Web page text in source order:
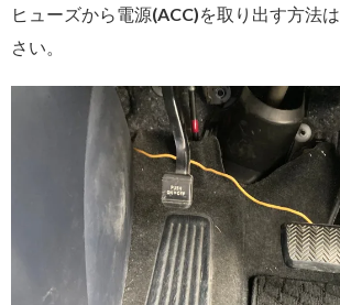
ヒューズから電源(ACC)を取り出す方法は
さい。